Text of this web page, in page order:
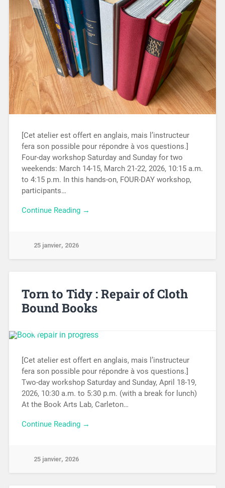
[Cet atelier est offert en anglais, mais l’instructeur
fera son possible pour répondre à vos questions.]
Four-day workshop Saturday and Sunday for two
weekends: March 14-15, March 21-22, 2026, 10:15 a.m.
to 4:15 p.m. In this hands-on, FOUR-DAY workshop,
participants…
Continue Reading →
25 janvier, 2026
Torn to Tidy : Repair of Cloth
Bound Books
[Cet atelier est offert en anglais, mais l’instructeur
fera son possible pour répondre à vos questions.]
Two-day workshop Saturday and Sunday, April 18-19,
2026, 10:30 a.m. to 5:30 p.m. (with a break for lunch)
At the Book Arts Lab, Carleton…
Continue Reading →
25 janvier, 2026